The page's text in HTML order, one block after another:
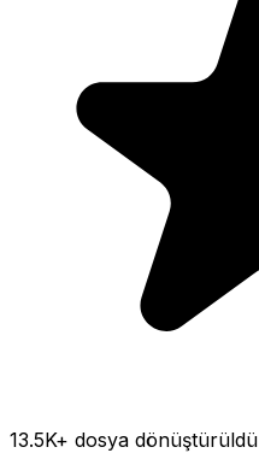
13.5K+ dosya dönüştürüldü